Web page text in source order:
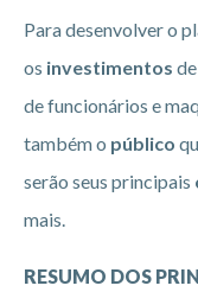
Para desenvolver o
os investimentos
de funcionários e
também o público
serão seus principais
mais.
RESUMO DOS